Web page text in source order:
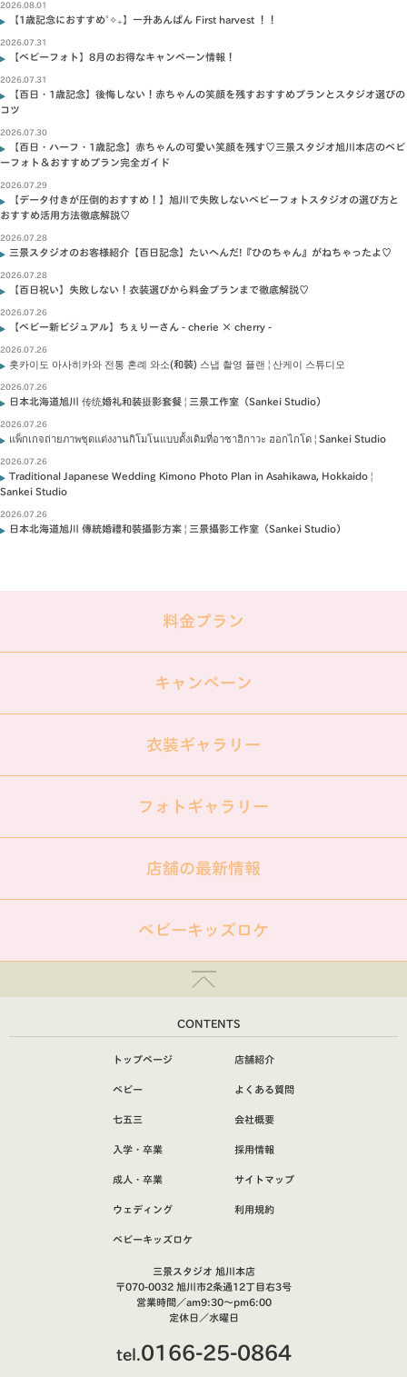
2026.08.01
【1歳記念におすすめ˚✧₊】一升あんぱん First harvest ！！
2026.07.31
【ベビーフォト】8月のお得なキャンペーン情報！
2026.07.31
【百日・1歳記念】後悔しない！赤ちゃんの笑顔を残すおすすめプランとスタジオ選びの
コツ
2026.07.30
【百日・ハーフ・1歳記念】赤ちゃんの可愛い笑顔を残す♡三景スタジオ旭川本店のベビ
ーフォト＆おすすめプラン完全ガイド
2026.07.29
【データ付きが圧倒的おすすめ！】旭川で失敗しないベビーフォトスタジオの選び方と
おすすめ活用方法徹底解説♡
2026.07.28
三景スタジオのお客様紹介【百日記念】たいへんだ!『ひのちゃん』がねちゃったよ♡
2026.07.28
【百日祝い】失敗しない！衣装選びから料金プランまで徹底解説♡
2026.07.26
【ベビー新ビジュアル】ちぇりーさん - cherie × cherry -
2026.07.26
홋카이도 아사히카와 전통 혼례 와소(和裝) 스냅 촬영 플랜 | 산케이 스튜디오
2026.07.26
日本北海道旭川 传统婚礼和装摄影套餐 | 三景工作室（Sankei Studio）
2026.07.26
แพ็กเกจถ่ายภาพชุดแต่งงานกิโมโนแบบดั้งเดิมที่อาซาฮิกาวะ ฮอกไกโด | Sankei Studio
2026.07.26
Traditional Japanese Wedding Kimono Photo Plan in Asahikawa, Hokkaido |
Sankei Studio
2026.07.26
日本北海道旭川 傳統婚禮和裝攝影方案 | 三景攝影工作室（Sankei Studio）
料金プラン
キャンペーン
衣装ギャラリー
フォトギャラリー
店舗の最新情報
ベビーキッズロケ
CONTENTS
トップページ
ベビー
七五三
入学・卒業
成人・卒業
ウェディング
ベビーキッズロケ
店舗紹介
よくある質問
会社概要
採用情報
サイトマップ
利用規約
三景スタジオ 旭川本店
〒070-0032 旭川市2条通12丁目右3号
営業時間／am9:30～pm6:00
定休日／水曜日
tel.0166-25-0864